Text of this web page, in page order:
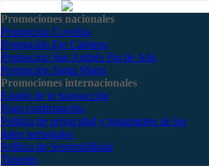
Promociones nacionales
Promocion Coveñas
Promoción Eje Cafetero
Promoción San Andrés Fin de Año
Promoción Santa Marta
Promociones internacionales
Estado de tu transacción
Pago confirmación
Política de privacidad y tratamiento de los
datos personales
Política de Sostenibilidad
Tiquetes